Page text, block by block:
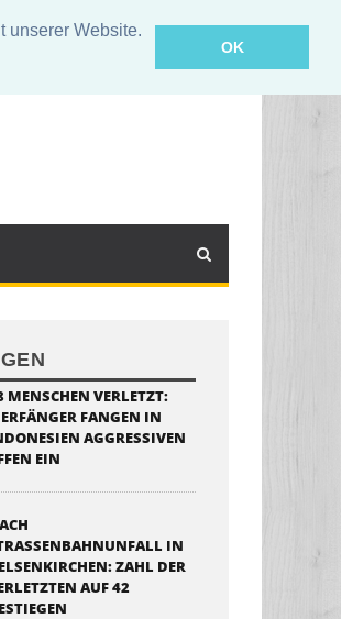
unserer Website.
OK
MENSCHEN VERLETZT:
FANGEN IN
AGGRESSIVEN
EIN
IN G
ZAHL DER V
AUF 42 G